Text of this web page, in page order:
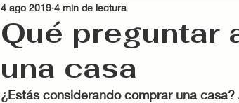
Qué preguntar
una casa
4 ago 2019 4 min de lectura
¿Estás considerando comprar una